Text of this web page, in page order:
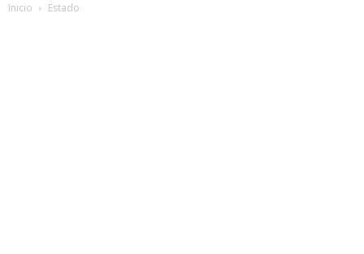
Inicio Estado